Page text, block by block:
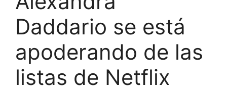
Daddario se está
apoderando de las
listas de Netflix